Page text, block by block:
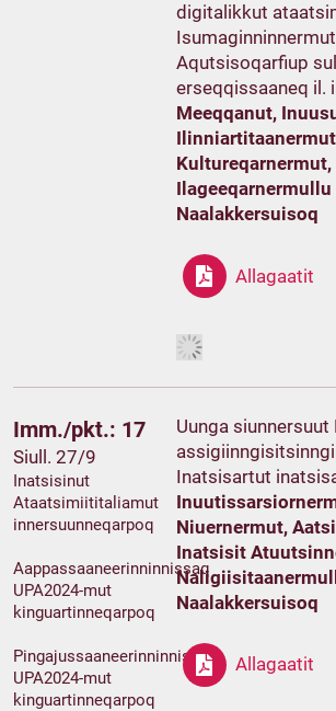
digitalikkut
Isumaginninnermut
Aqutsisoqarfiup
erseqqissaaneq il.
Meeqqanut,
Ilageeqarnermullu
Naalakkersuisoq
Allagaatit
Imm./pkt.: 17
Siull. 27/9
Inatsisinut
Ataatsimiititaliamut
innersuunneqarpoq
Aappassaaneerinninnissaq
UPA2024-mut
kinguartinneqarpoq
Pingajussaaneerinninnissaq
UPA2024-mut
kinguartinneqarpoq
Uunga
Inatsisartut
Niuernermut,
Inatsisit
Naalakkersuisoq
Allagaatit